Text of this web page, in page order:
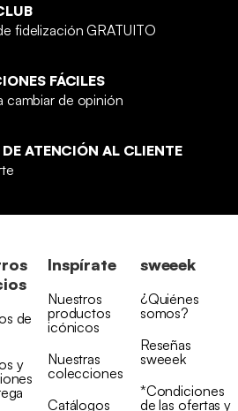
fidelización GRATUITO
FÁCILES
cambiar de opinión
ATENCIÓN AL CLIENTE
de
y
Inspírate
Nuestros
productos
icónicos
Nuestras
colecciones
Catálogos
sweeek
¿Quiénes
somos?
Reseñas
sweeek
*Condiciones
de las ofertas y